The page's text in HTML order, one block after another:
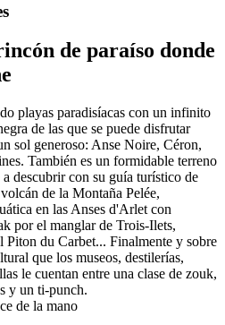
de paraíso donde
playas paradisíacas con un infinito
de las que se puede disfrutar
sol generoso: Anse Noire, Céron,
También es un formidable terreno
descubrir con su guía turístico de
de la Montaña Pelée,
en las Anses d'Arlet con
por el manglar de Trois-Ilets,
Piton du Carbet... Finalmente y sobre
que los museos, destilerías,
le cuentan entre una clase de zouk,
y un ti-punch.